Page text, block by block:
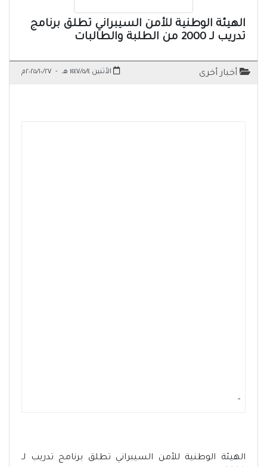
الهيئة الوطنية للأمن السيبراني تطلق برنامج
تدريب لـ 2000 من الطلبة والطالبات
أخبار أخرى الأثنين ١٤٤٧/٥/٤ هـ - ٢٠٢٥/١٠/٢٧م
-
الهيئة الوطنية للأمن السيبراني تطلق برنامج تدريب لـ